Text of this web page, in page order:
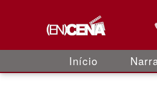
Início